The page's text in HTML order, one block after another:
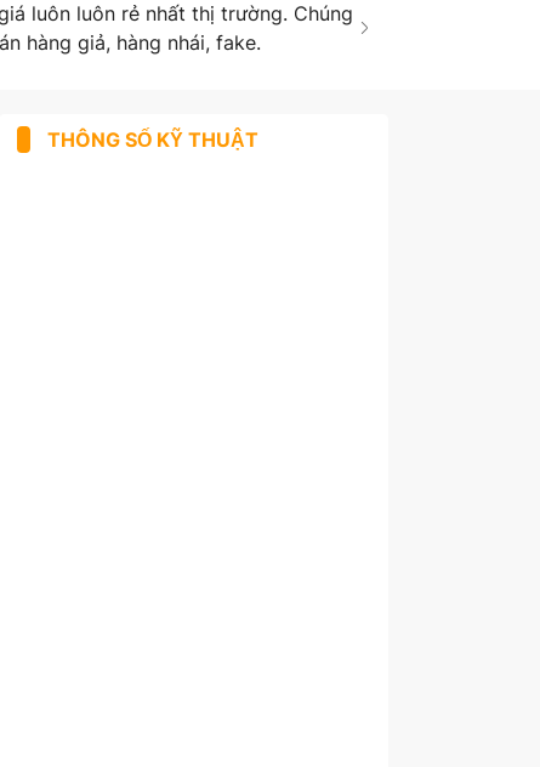
luôn luôn rẻ nhất thị trường. Chúng
hàng giả, hàng nhái, fake.
THÔNG SỐ KỸ THUẬT